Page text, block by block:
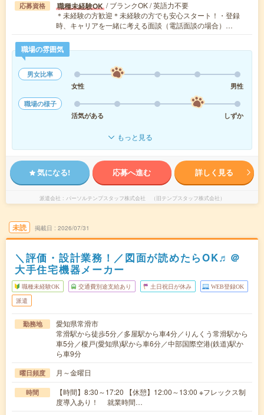
応募資格 職種未経験OK / ブランクOK / 英語力不要
＊未経験の方歓迎＊未経験の方でも安心スタート！・登録
時、キャリアを一緒に考える面談（電話面談の場合）…
職場の雰囲気
男女比率
女性
男性
職場の様子
活気がある
しずか
もっと見る
気になる! 応募へ進む 詳しく見る
派遣会社 パーソルテンプスタッフ株式会社 （旧テンプスタッフ株式会社）
未読 掲載日 2026/07/31
＼評価・設計業務！／図面が読めたらOK♬＠
大手住宅機器メーカー
職種未経験OK 交通費別途支給あり 土日祝日が休み WEB登録OK
派遣
勤務地
愛知県常滑市
常滑駅から徒歩5分／多屋駅から車4分／りんくう常滑駅から
車5分／榎戸(愛知県)駅から車6分／中部国際空港(鉄道)駅か
ら車9分
曜日頻度 月～金曜日
時間
【時間】8:30～17:20 【休憩】12:00～13:00 ※フレックス制
度導入あり！ 就業時間…